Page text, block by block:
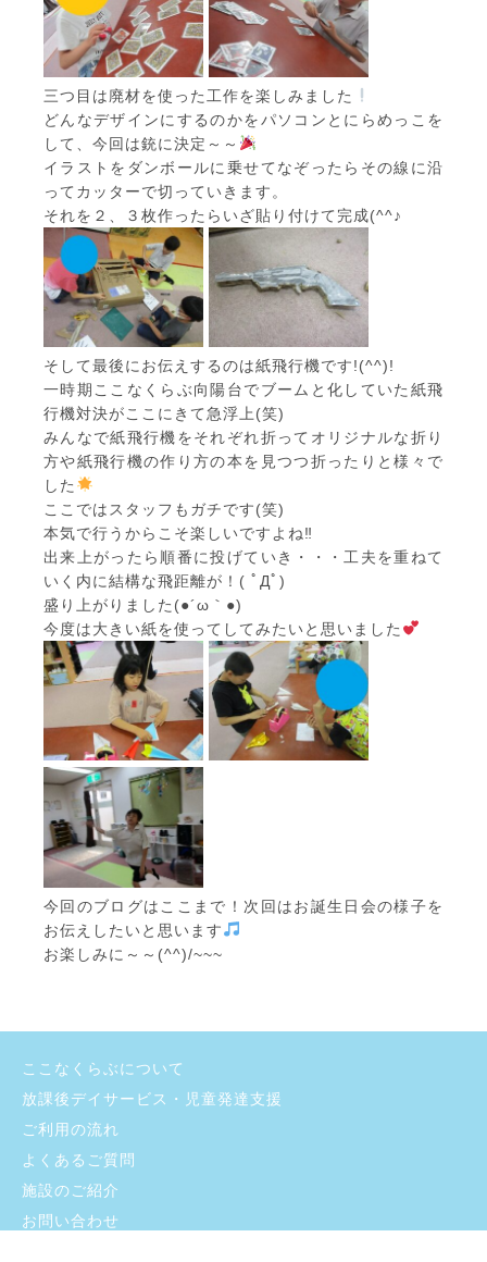
三つ目は廃材を使った工作を楽しみました
どんなデザインにするのかをパソコンとにらめっこを
して、今回は銃に決定～～
イラストをダンボールに乗せてなぞったらその線に沿
ってカッターで切っていきます。
それを２、３枚作ったらいざ貼り付けて完成(^^♪
そして最後にお伝えするのは紙飛行機です!(^^)!
一時期ここなくらぶ向陽台でブームと化していた紙飛
行機対決がここにきて急浮上(笑)
みんなで紙飛行機をそれぞれ折ってオリジナルな折り
方や紙飛行機の作り方の本を見つつ折ったりと様々で
した
ここではスタッフもガチです(笑)
本気で行うからこそ楽しいですよね‼
出来上がったら順番に投げていき・・・工夫を重ねて
いく内に結構な飛距離が！( ﾟДﾟ)
盛り上がりました(●´ω｀●)
今度は大きい紙を使ってしてみたいと思いました
今回のブログはここまで！次回はお誕生日会の様子を
お伝えしたいと思います
お楽しみに～～(^^)/~~~
ここなくらぶについて
放課後デイサービス・児童発達支援
ご利用の流れ
よくあるご質問
施設のご紹介
お問い合わせ